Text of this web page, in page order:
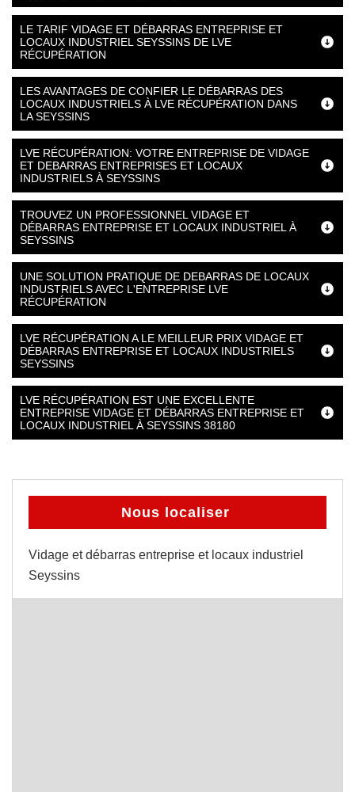
LE TARIF VIDAGE ET DÉBARRAS ENTREPRISE ET
LOCAUX INDUSTRIEL SEYSSINS DE LVE
RÉCUPÉRATION
LES AVANTAGES DE CONFIER LE DÉBARRAS DES
LOCAUX INDUSTRIELS À LVE RÉCUPÉRATION DANS
LA SEYSSINS
LVE RÉCUPÉRATION: VOTRE ENTREPRISE DE VIDAGE
ET DEBARRAS ENTREPRISES ET LOCAUX
INDUSTRIELS À SEYSSINS
TROUVEZ UN PROFESSIONNEL VIDAGE ET
DÉBARRAS ENTREPRISE ET LOCAUX INDUSTRIEL À
SEYSSINS
UNE SOLUTION PRATIQUE DE DEBARRAS DE LOCAUX
INDUSTRIELS AVEC L'ENTREPRISE LVE
RÉCUPÉRATION
LVE RÉCUPÉRATION A LE MEILLEUR PRIX VIDAGE ET
DÉBARRAS ENTREPRISE ET LOCAUX INDUSTRIELS
SEYSSINS
LVE RÉCUPÉRATION EST UNE EXCELLENTE
ENTREPRISE VIDAGE ET DÉBARRAS ENTREPRISE ET
LOCAUX INDUSTRIEL À SEYSSINS 38180
Nous localiser
Vidage et débarras entreprise et locaux industriel
Seyssins